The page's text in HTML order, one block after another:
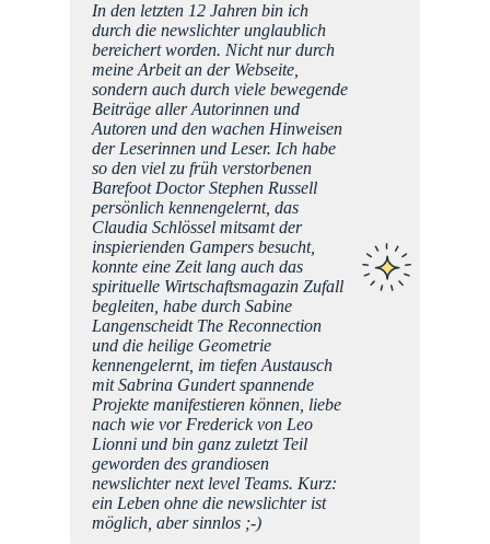
In den letzten 12 Jahren bin ich
durch die newslichter unglaublich
bereichert worden. Nicht nur durch
meine Arbeit an der Webseite,
sondern auch durch viele bewegende
Beiträge aller Autorinnen und
Autoren und den wachen Hinweisen
der Leserinnen und Leser. Ich habe
so den viel zu früh verstorbenen
Barefoot Doctor Stephen Russell
persönlich kennengelernt, das
Claudia Schlössel mitsamt der
inspierienden Gampers besucht,
konnte eine Zeit lang auch das
spirituelle Wirtschaftsmagazin Zufall
begleiten, habe durch Sabine
Langenscheidt The Reconnection
und die heilige Geometrie
kennengelernt, im tiefen Austausch
mit Sabrina Gundert spannende
Projekte manifestieren können, liebe
nach wie vor Frederick von Leo
Lionni und bin ganz zuletzt Teil
geworden des grandiosen
newslichter next level Teams. Kurz:
ein Leben ohne die newslichter ist
möglich, aber sinnlos ;-)